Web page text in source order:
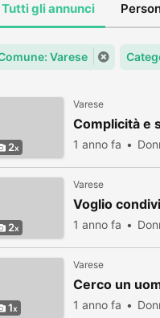
Tutti gli annunci
Varese
2
Varese
Complicità e
1 anno fa
2
Varese
Voglio
1 anno fa
1
Varese
Cerco un
1 anno fa